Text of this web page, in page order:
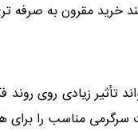
خرید مقرون به صرفه
تأثیر زیادی روی
سرگرمی مناسب را